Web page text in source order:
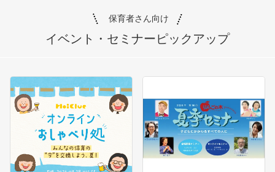
保育者さん向け
イベント・セミナーピックアップ